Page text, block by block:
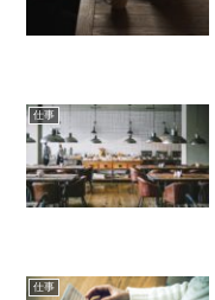
仕事
仕事